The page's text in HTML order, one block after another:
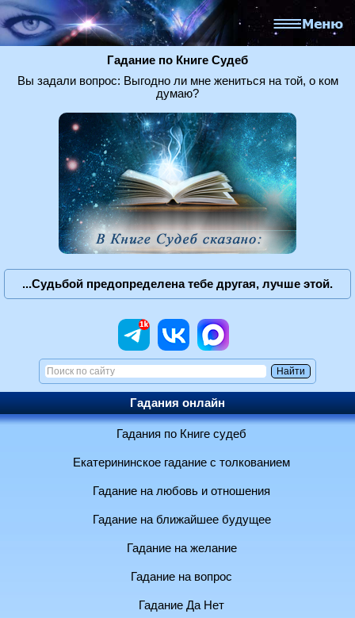
Гадание по Книге Судеб
Вы задали вопрос: Выгодно ли мне жениться на той, о ком
думаю?
...Судьбой предопределена тебе другая, лучше этой.
Гадания онлайн
Гадания по Книге судеб
Екатерининское гадание с толкованием
Гадание на любовь и отношения
Гадание на ближайшее будущее
Гадание на желание
Гадание на вопрос
Гадание Да Нет